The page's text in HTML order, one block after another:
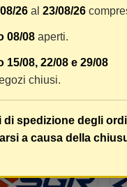
97/00
20,94 € COMPRA
26 al 23/08/26
08/08 aperti.
15/08, 22/08 e 29/08
chiusi.
di spedizione degli
a causa della